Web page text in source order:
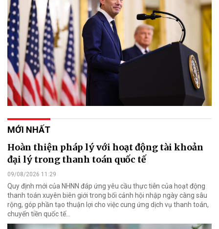
MỚI NHẤT
Hoàn thiện pháp lý với hoạt động tài khoản
đại lý trong thanh toán quốc tế
09/08/2026 11:29
Quy định mới của NHNN đáp ứng yêu cầu thực tiễn của hoạt động
thanh toán xuyên biên giới trong bối cảnh hội nhập ngày càng sâu
rộng, góp phần tạo thuận lợi cho việc cung ứng dịch vụ thanh toán,
chuyển tiền quốc tế...